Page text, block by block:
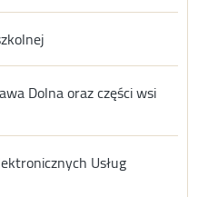
Dolna oraz części wsi
Usług